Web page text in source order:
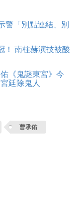
警「別點連結、別
！ 南柱赫演技被酸
《鬼謎東宮》今
廷除鬼人
曹承佑